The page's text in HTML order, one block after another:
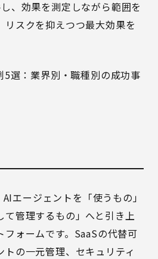
、効果を測定しながら範囲を
スクを抑えつつ最大効果を
5選：業界別・職種別の成功事
エージェントを「使うもの」
て管理するもの」へと引き上
ォームです。SaaSの代替可
の一元管理、セキュリティ